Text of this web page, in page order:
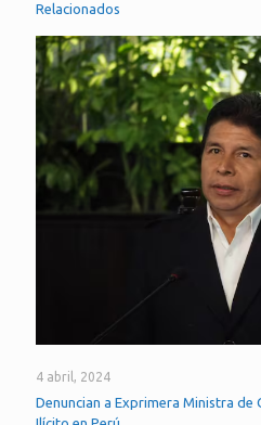
Relacionados
4 abril, 2024
Denuncian a Exprimera Ministra